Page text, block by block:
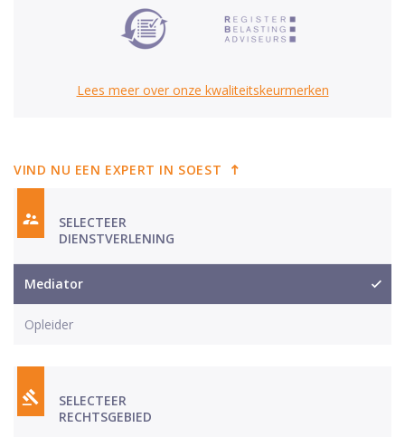
Lees meer over onze kwaliteitskeurmerken
VIND NU EEN EXPERT IN SOEST
SELECTEER
DIENSTVERLENING
Mediator
Opleider
SELECTEER
RECHTSGEBIED